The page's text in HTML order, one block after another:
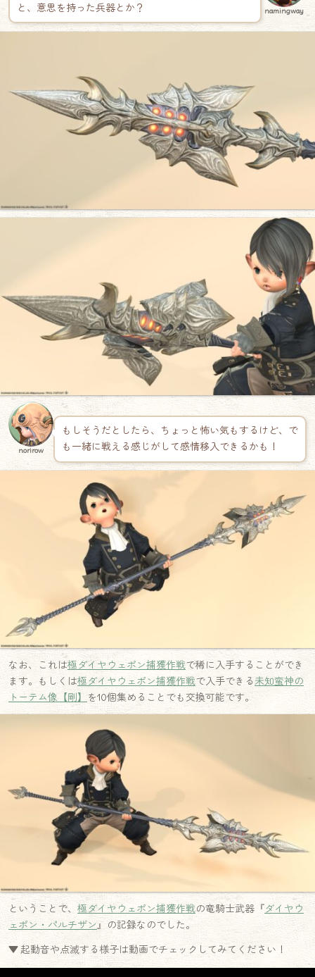
と、意思を持った兵器とか？
namingway
norirow
もしそうだとしたら、ちょっと怖い気もするけど、で
も一緒に戦える感じがして感情移入できるかも！
なお、これは極ダイヤウェポン捕獲作戦で稀に入手することができ
ます。もしくは極ダイヤウェポン捕獲作戦で入手できる未知蛮神の
トーテム像【剛】
を10個集めることでも交換可能です。
ということで、 極ダイヤウェポン捕獲作戦の竜騎士武器『ダイヤウ
ェポン・パルチザン』の記録なのでした。
▼ 起動音や点滅する様子は動画でチェックしてみてください！